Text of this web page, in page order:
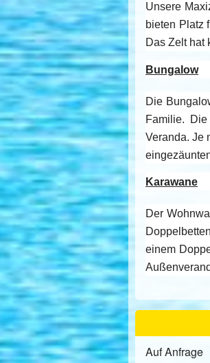
Unsere
bieten Platz
Das Zelt hat
Bungalow
Die
Familie.
Veranda. Je
Karawane
Der
einem
Auf Anfrage